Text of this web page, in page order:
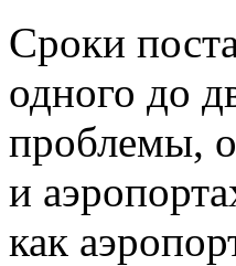
Сроки
одного до
проблемы,
и
как